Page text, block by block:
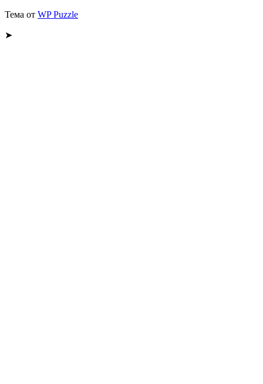
Тема от WP Puzzle
➤